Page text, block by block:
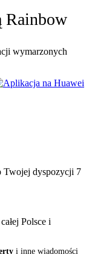
Rainbow
wymarzonych
Twojej dyspozycji 7
Polsce i
i inne wiadomości